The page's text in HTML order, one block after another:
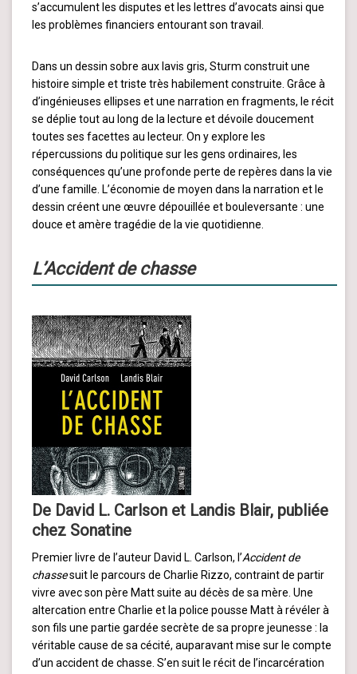
s’accumulent les disputes et les lettres d’avocats ainsi que
les problèmes financiers entourant son travail.
Dans un dessin sobre aux lavis gris, Sturm construit une
histoire simple et triste très habilement construite. Grâce à
d’ingénieuses ellipses et une narration en fragments, le récit
se déplie tout au long de la lecture et dévoile doucement
toutes ses facettes au lecteur. On y explore les
répercussions du politique sur les gens ordinaires, les
conséquences qu’une profonde perte de repères dans la vie
d’une famille. L’économie de moyen dans la narration et le
dessin créent une œuvre dépouillée et bouleversante : une
douce et amère tragédie de la vie quotidienne.
L’Accident de chasse
De David L. Carlson et Landis Blair, publiée
chez Sonatine
Premier livre de l’auteur David L. Carlson, l’Accident de
chassesuit le parcours de Charlie Rizzo, contraint de partir
vivre avec son père Matt suite au décès de sa mère. Une
altercation entre Charlie et la police pousse Matt à révéler à
son fils une partie gardée secrète de sa propre jeunesse : la
véritable cause de sa cécité, auparavant mise sur le compte
d’un accident de chasse. S’en suit le récit de l’incarcération